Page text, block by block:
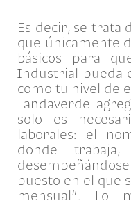
Es decir, se trata
que únicamente
básicos para
Industrial pueda
como tu nivel de
Landaverde
solo es
laborales: el
donde
puesto en el que
mensual”. Lo